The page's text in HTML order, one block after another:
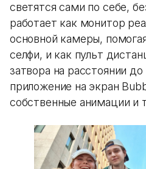
светятся сами по себе,
работает как монитор
основной камеры,
селфи, и как пульт
затвора на расстоянии
приложение на экран
собственные анимации и